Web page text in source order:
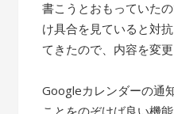
書こうとおもっていた
け具合を見ていると対
てきたので、内容を変
Googleカレンダーの通
ことをのぞけば良い機